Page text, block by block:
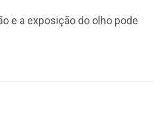
e a exposição do olho pode